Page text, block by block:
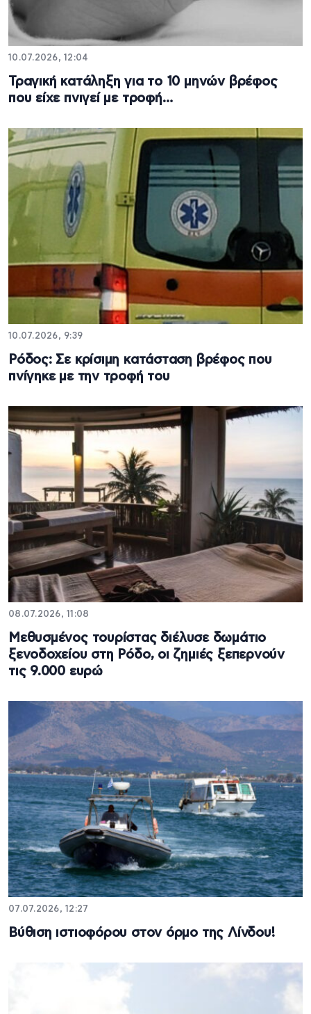
10.07.2026, 12:04
Τραγική κατάληξη για το 10 μηνών βρέφος
που είχε πνιγεί με τροφή…
10.07.2026, 9:39
Ρόδος: Σε κρίσιμη κατάσταση βρέφος που
πνίγηκε με την τροφή του
08.07.2026, 11:08
Μεθυσμένος τουρίστας διέλυσε δωμάτιο
ξενοδοχείου στη Ρόδο, οι ζημιές ξεπερνούν
τις 9.000 ευρώ
07.07.2026, 12:27
Βύθιση ιστιοφόρου στον όρμο της Λίνδου!